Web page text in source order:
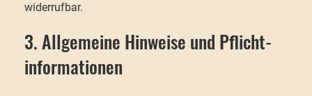
widerrufbar.
3. Allgemeine Hinweise und Pflicht­
informationen